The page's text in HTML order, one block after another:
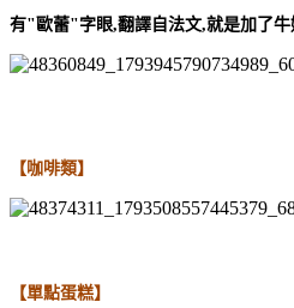
有"歐蕾"字眼,翻譯自法文,就是加了牛
【咖啡類】
【單點蛋糕】